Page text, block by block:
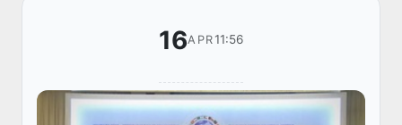
16APR11:56